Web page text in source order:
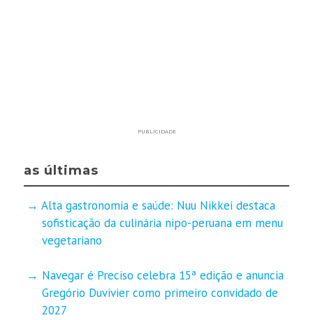
PUBLICIDADE
as últimas
Alta gastronomia e saúde: Nuu Nikkei destaca
sofisticação da culinária nipo-peruana em menu
vegetariano
Navegar é Preciso celebra 15ª edição e anuncia
Gregório Duvivier como primeiro convidado de
2027